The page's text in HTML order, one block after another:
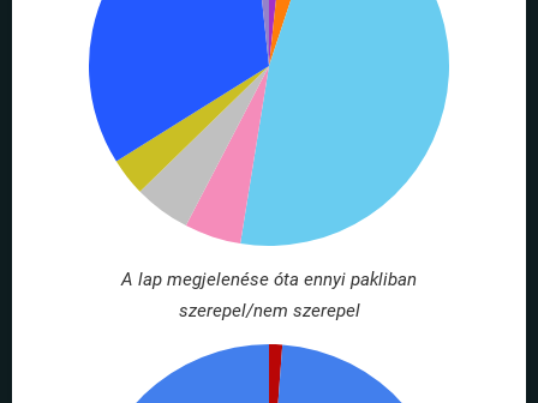
A lap megjelenése óta ennyi pakliban
szerepel/nem szerepel